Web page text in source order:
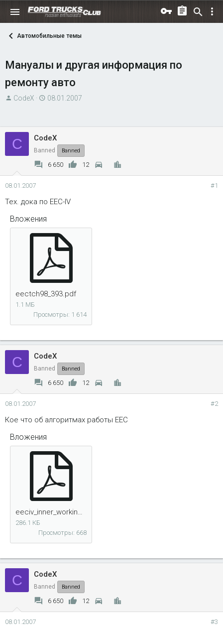
Автомобильные темы
Мануалы и другая информация по
ремонту авто
А
о
р
м
ы
CodeX
Д
н
а
ч
а
08.01.2007
C CodeX
Banned Banned
6 650 12
08.01.2007 #1
Тех. дока по EEC-IV
Вложения
eectch98_393.pdf
1.1 МБ
Просмотры: 1 614
C CodeX
Banned Banned
6 650 12
08.01.2007 #2
Кое что об алгоритмах работы EEC
Вложения
eeciv_inner_workings_182.pdf
286.1 КБ
Просмотры: 668
C CodeX
Banned Banned
6 650 12
08.01.2007 #3